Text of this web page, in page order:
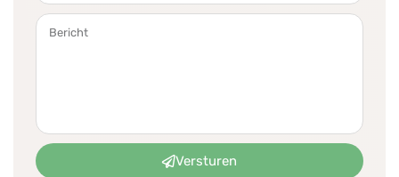
Versturen